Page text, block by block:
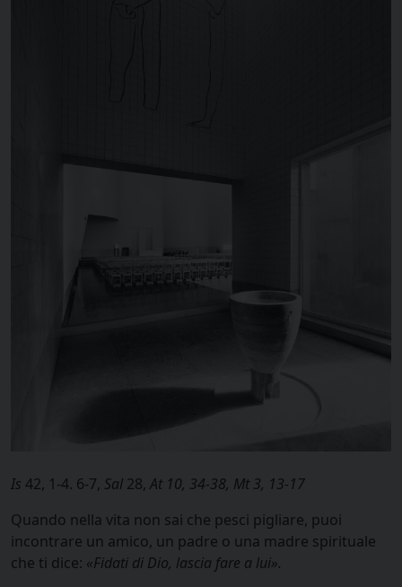
Is 42, 1-4. 6-7, Sal 28, At 10, 34-38, Mt 3, 13-17
Quando nella vita non sai che pesci pigliare, puoi
incontrare un amico, un padre o una madre spirituale
che ti dice: «Fidati di Dio, lascia fare a lui».